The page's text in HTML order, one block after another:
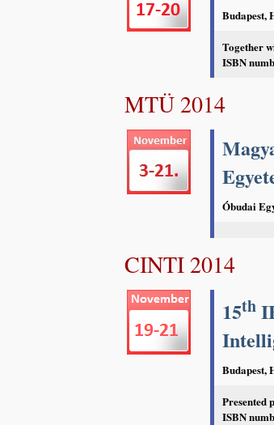
Budapest,
Together
ISBN
MTÜ 2014
Óbudai
CINTI 2014
15th
Budapest,
Presented
ISBN